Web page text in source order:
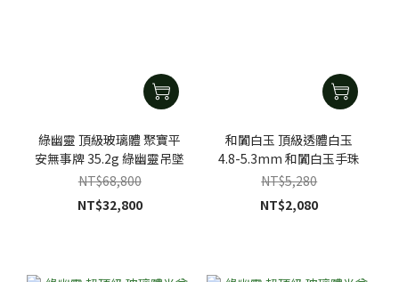
綠幽靈 頂級玻璃體 聚寶平
安無事牌 35.2g 綠幽靈吊墜
NT$68,800
NT$32,800
和闐白玉 頂級透體白玉
4.8-5.3mm 和闐白玉手珠
NT$5,280
NT$2,080